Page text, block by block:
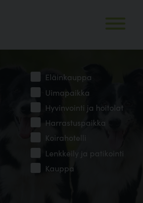
Eläinkauppa
Uimapaikka
Hyvinvointi ja hoitolat
Harrastuspaikka
Koirahotelli
Lenkkeily ja patikointi
Kauppa